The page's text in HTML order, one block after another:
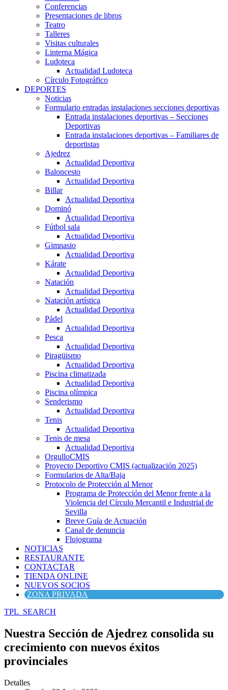
Conferencias
Presentaciones de libros
Teatro
Talleres
Visitas culturales
Linterna Mágica
Ludoteca
Actualidad Ludoteca
Círculo Fotográfico
DEPORTES
Noticias
Formulario entradas instalaciones secciones deportivas
Entrada instalaciones deportivas – Secciones
Deportivas
Entrada instalaciones deportivas – Familiares de
deportistas
Ajedrez
Actualidad Deportiva
Baloncesto
Actualidad Deportiva
Billar
Actualidad Deportiva
Dominó
Actualidad Deportiva
Fútbol sala
Actualidad Deportiva
Gimnasio
Actualidad Deportiva
Kárate
Actualidad Deportiva
Natación
Actualidad Deportiva
Natación artística
Actualidad Deportiva
Pádel
Actualidad Deportiva
Pesca
Actualidad Deportiva
Piragüismo
Actualidad Deportiva
Piscina climatizada
Actualidad Deportiva
Piscina olímpica
Senderismo
Actualidad Deportiva
Tenis
Actualidad Deportiva
Tenis de mesa
Actualidad Deportiva
OrgulloCMIS
Proyecto Deportivo CMIS (actualización 2025)
Formularios de Alta/Baja
Protocolo de Protección al Menor
Programa de Protección del Menor frente a la
Violencia del Círculo Mercantil e Industrial de
Sevilla
Breve Guía de Actuación
Canal de denuncia
Flujograma
NOTICIAS
RESTAURANTE
CONTACTAR
TIENDA ONLINE
NUEVOS SOCIOS
ZONA PRIVADA
TPL_SEARCH
Nuestra Sección de Ajedrez consolida su
crecimiento con nuevos éxitos
provinciales
Detalles